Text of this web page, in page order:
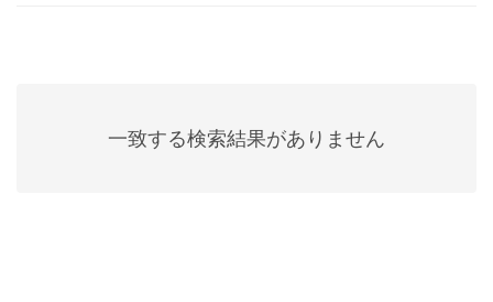
一致する検索結果がありません